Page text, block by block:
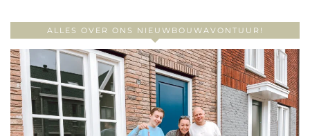
ALLES OVER ONS NIEUWBOUWAVONTUUR!